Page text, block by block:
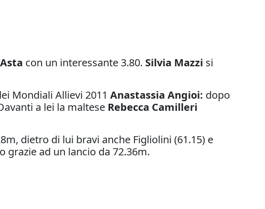
con un interessante 3.80. Silvia Mazzi si
Mondiali Allievi 2011 Anastassia Angioi: dopo
a lei la maltese Rebecca Camilleri
dietro di lui bravi anche Figliolini (61.15) e
grazie ad un lancio da 72.36m.